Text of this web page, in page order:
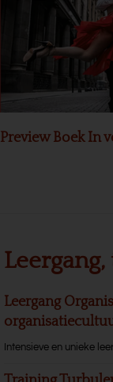
Preview Boek In
Leergang
Intensieve en unieke